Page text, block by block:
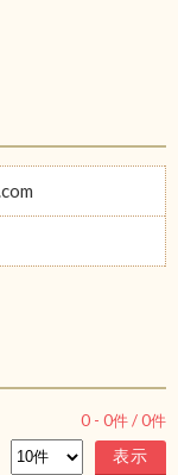
0 - 0件 /0件